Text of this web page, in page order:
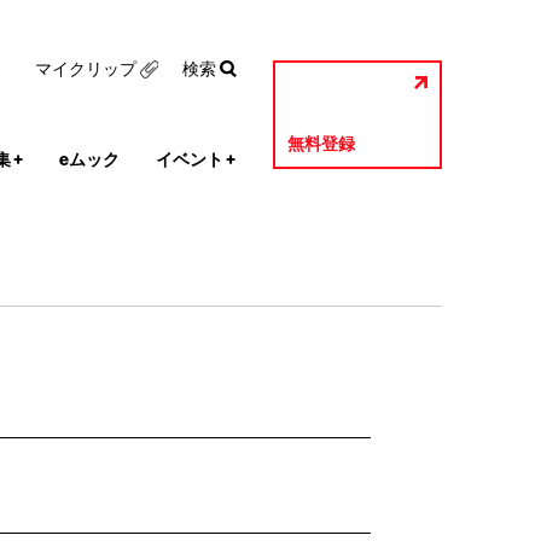
+ eムック イベント +
無料登録
マイクリップ 検索